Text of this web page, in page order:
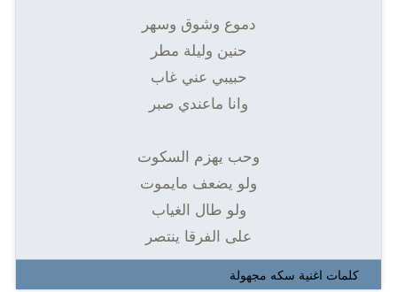
دموع وشوق وسهر
حنين وليلة مطر
حبيبي عني غاب
وانا ماعندي صبر
وحب يهزم السكوت
ولو يضعف مايموت
ولو طال الغياب
على الفرقا ينتصر
كلمات اغنية سكه مجهولة